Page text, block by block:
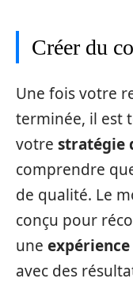
Créer du
Une fois votre
terminée, il est
votre stratégie
comprendre
de qualité. Le
conçu pour
une
avec des